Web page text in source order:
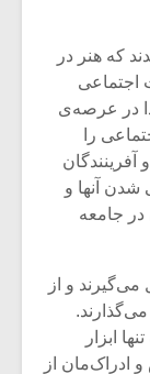
که هنر در
اجتماعی
در عرصه‌ی
را
شدن آنها و
در جامعه
و از
می‌گذارند.
ابزار
ادراک‌مان از